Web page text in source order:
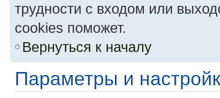
трудности с входом или
cookies поможет.
Вернуться к началу
Параметры и